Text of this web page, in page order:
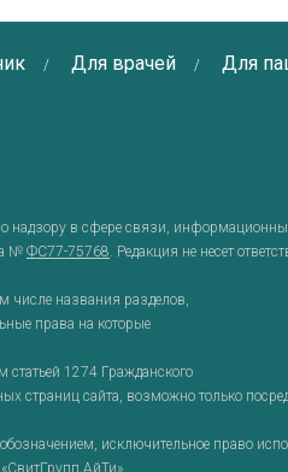
Для врачей Для
надзору в сфере связи,
№ ФС77-75768. Редакция не несет
числе названия разделов,
права на которые
1274 Гражданского
страниц сайта, возможно только
исключительное право
АйТи».